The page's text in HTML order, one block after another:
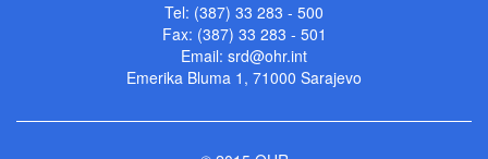
Tel: (387) 33 283 - 500
Fax: (387) 33 283 - 501
Email: srd@ohr.int
Emerika Bluma 1, 71000 Sarajevo